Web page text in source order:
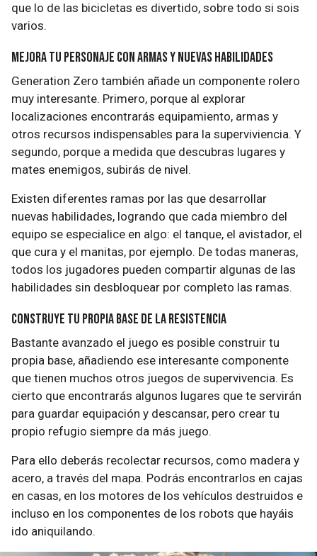
que lo de las bicicletas es divertido, sobre todo si sois
varios.
Mejora tu personaje con armas y nuevas habilidades
Generation Zero también añade un componente rolero
muy interesante. Primero, porque al explorar
localizaciones encontrarás equipamiento, armas y
otros recursos indispensables para la superviviencia. Y
segundo, porque a medida que descubras lugares y
mates enemigos, subirás de nivel.
Existen diferentes ramas por las que desarrollar
nuevas habilidades, logrando que cada miembro del
equipo se especialice en algo: el tanque, el avistador, el
que cura y el manitas, por ejemplo. De todas maneras,
todos los jugadores pueden compartir algunas de las
habilidades sin desbloquear por completo las ramas.
Construye tu propia base de la resistencia
Bastante avanzado el juego es posible construir tu
propia base, añadiendo ese interesante componente
que tienen muchos otros juegos de supervivencia. Es
cierto que encontrarás algunos lugares que te servirán
para guardar equipación y descansar, pero crear tu
propio refugio siempre da más juego.
Para ello deberás recolectar recursos, como madera y
acero, a través del mapa. Podrás encontrarlos en cajas
en casas, en los motores de los vehículos destruidos e
incluso en los componentes de los robots que hayáis
ido aniquilando.